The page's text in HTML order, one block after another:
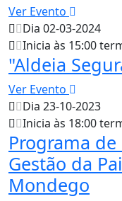
Ver Evento
Dia 02-03-2024
Inicia às 15:00
"Aldeia
Ver Evento
Dia 23-10-2023
Inicia às 18:00
Programa
Gestão da
Mondego